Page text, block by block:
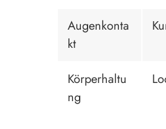
Augenkonta
kt
Körperhaltu
ng